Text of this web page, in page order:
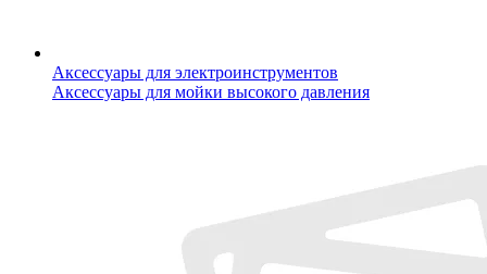
Аксессуары для электроинструментов
Аксессуары для мойки высокого давления